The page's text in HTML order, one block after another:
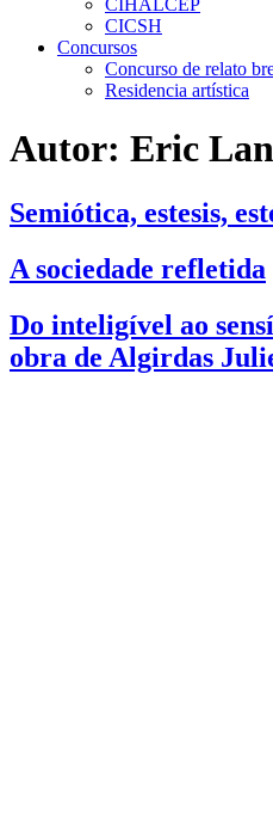
CIHALCEP
CICSH
Concursos
Concurso de relato
Residencia artística
Autor: Eric
Semiótica, estesis,
A sociedade refletida
Do inteligível ao
obra de Algirdas